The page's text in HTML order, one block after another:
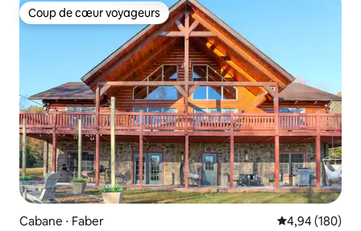
Coup de cœur voyageurs
Coup de cœur voyageurs
Cabane ⋅ Faber Évaluation
4,94 (180)